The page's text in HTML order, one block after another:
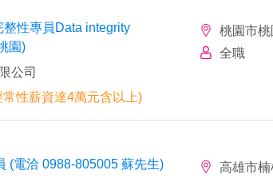
整性專員Data integrity
園)
公司
性薪資達4萬元含以上)
桃園市桃
全職
(電洽 0988-805005 蘇先生)
高雄市楠